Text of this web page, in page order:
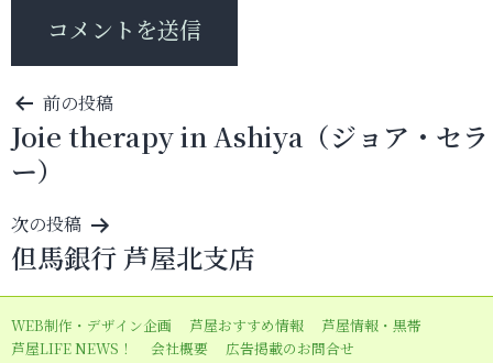
投
稿
ナ
ビ
ゲ
ー
シ
ョ
前の投稿
Joie therapy in Ashiya（ジョア・セ
ー）
次の投稿
但馬銀行 芦屋北支店
WEB制作・デザイン企画 芦屋おすすめ情報
芦屋情報・黒帯
芦屋LIFE NEWS！
会社概要 広告掲載のお問合せ